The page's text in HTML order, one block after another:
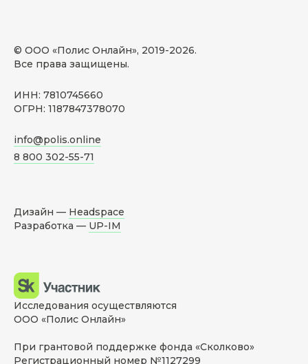
© ООО «Полис Онлайн», 2019-2026.
Все права защищены.
ИНН: 7810745660
ОГРН: 1187847378070
info@polis.online
8 800 302-55-71
Дизайн — Headspace
Разработка — UP-IM
Исследования осуществляются
ООО «Полис Онлайн»
При грантовой поддержке фонда «Сколково»
Регистрационный номер №1127299